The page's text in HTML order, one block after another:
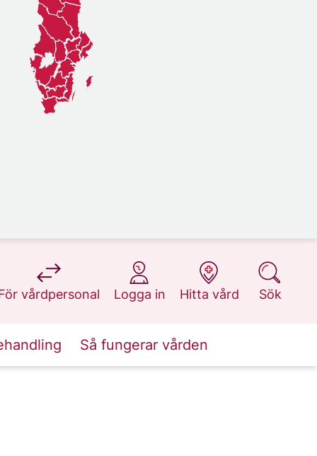
vårdpersonal
på 1177.se
Logga in
på 1177.se
Hitta vård
på 1177.se
Sök
på 1177.se
Så fungerar vården